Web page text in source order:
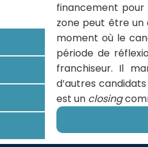
financement
zone peut être un
moment où le
période de
franchiseur. Il
d’autres
est un closing